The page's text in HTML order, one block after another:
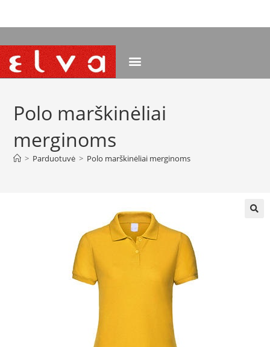
Polo marškinėliai
merginoms
> Parduotuvė > Polo marškinėliai merginoms